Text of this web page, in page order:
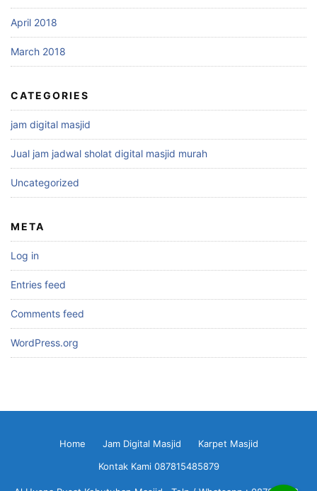
April 2018
March 2018
CATEGORIES
jam digital masjid
Jual jam jadwal sholat digital masjid murah
Uncategorized
META
Log in
Entries feed
Comments feed
WordPress.org
Home Jam Digital Masjid
Karpet Masjid
Kontak Kami 087815485879